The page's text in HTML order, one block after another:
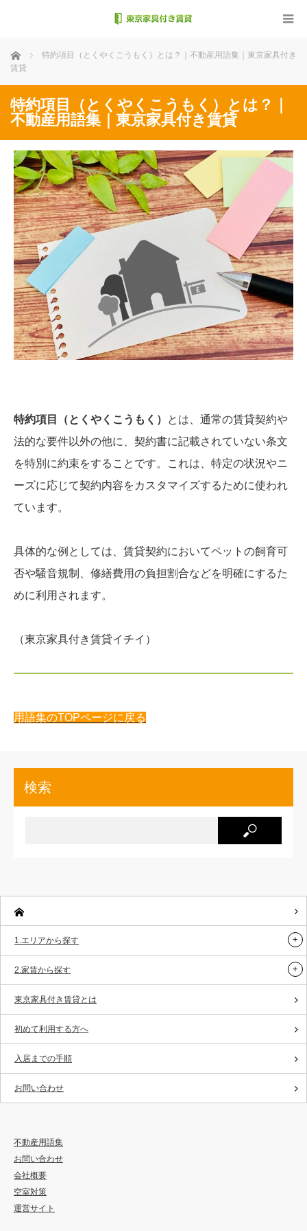
ホーム
特約項目（とくやくこうもく）とは？｜不動産用語集｜東京家具付き
賃貸
特約項目（とくやくこうもく）とは？｜
不動産用語集｜東京家具付き賃貸
特約項目（とくやくこうもく）
とは、通常の賃貸契約や
法的な要件以外の他に、契約書に記載されていない条文
を特別に約束をすることです。これは、特定の状況やニ
ーズに応じて契約内容をカスタマイズするために使われ
ています。
具体的な例としては、賃貸契約においてペットの飼育可
否や騒音規制、修繕費用の負担割合などを明確にするた
めに利用されます。
（東京家具付き賃貸イチイ）
用語集のTOPページに戻る
検索
1.エリアから探す
2.家賃から探す
東京家具付き賃貸とは
初めて利用する方へ
入居までの手順
お問い合わせ
不動産用語集
お問い合わせ
会社概要
空室対策
運営サイト